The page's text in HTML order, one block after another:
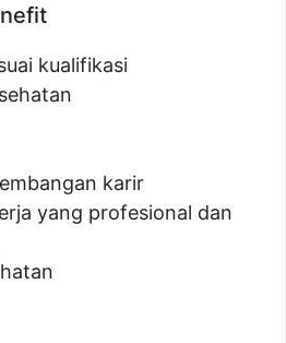
kualifikasi
karir
yang profesional dan